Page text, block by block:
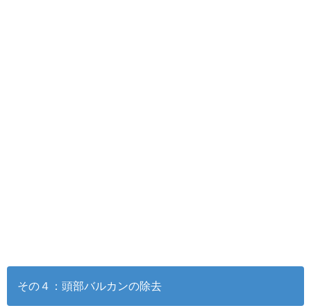
その４：頭部バルカンの除去